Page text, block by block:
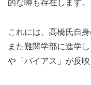
的な噂も存在します。
これには、高橋氏自
また難関学部に進学
や「バイアス」が反